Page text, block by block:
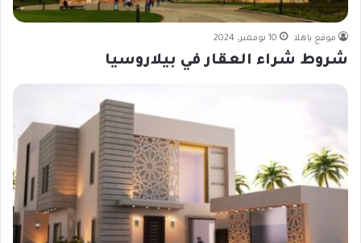
موقع ياهلا 10 نوفمبر، 2024
شروط شراء العقار في بيلاروسيا